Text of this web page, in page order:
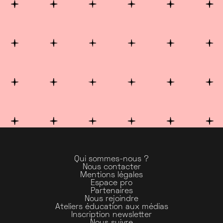
Qui sommes-nous ?
Nous contacter
Mentions légales
Espace pro
Partenaires
Nous rejoindre
Ateliers éducation aux médias
Inscription newsletter